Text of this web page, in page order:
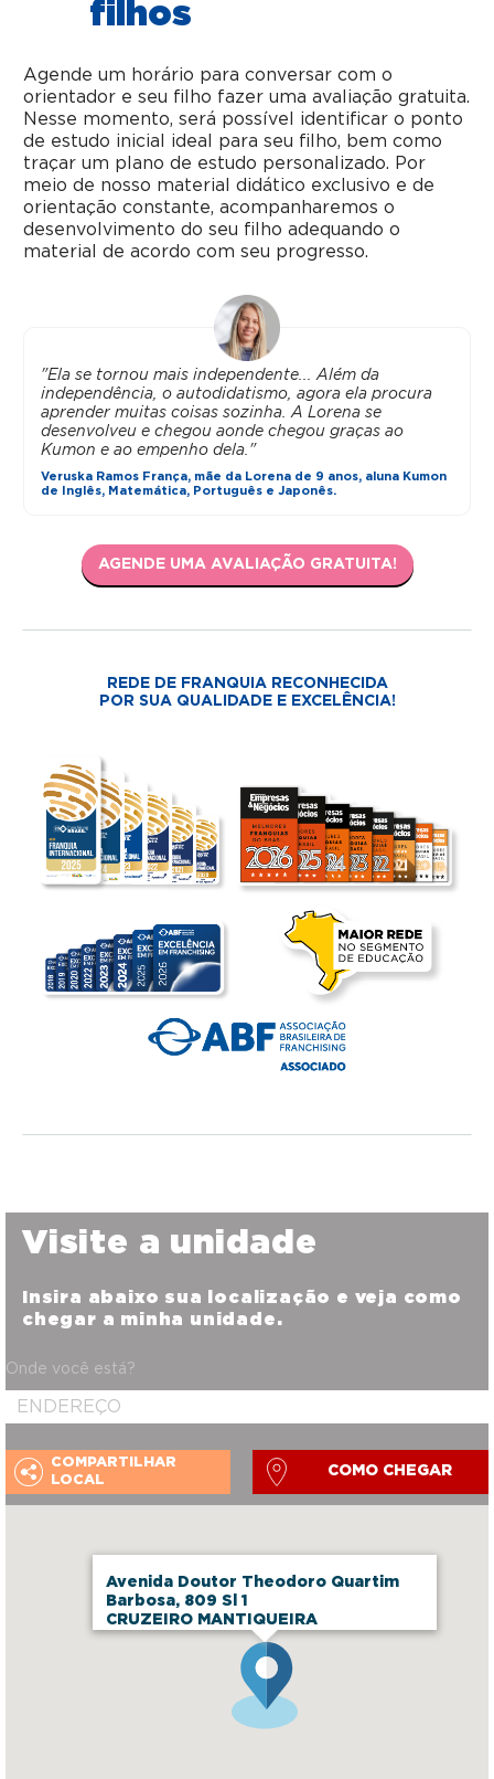
filhos
Agende um horário para conversar com o
orientador e seu filho fazer uma avaliação gratuita.
Nesse momento, será possível identificar o ponto
de estudo inicial ideal para seu filho, bem como
traçar um plano de estudo personalizado. Por
meio de nosso material didático exclusivo e de
orientação constante, acompanharemos o
desenvolvimento do seu filho adequando o
material de acordo com seu progresso.
"Ela se tornou mais independente... Além da
independência, o autodidatismo, agora ela procura
aprender muitas coisas sozinha. A Lorena se
desenvolveu e chegou aonde chegou graças ao
Kumon e ao empenho dela."
Veruska Ramos França, mãe da Lorena de 9 anos, aluna Kumon
de Inglês, Matemática, Português e Japonês.
AGENDE UMA AVALIAÇÃO GRATUITA!
REDE DE FRANQUIA RECONHECIDA
POR SUA QUALIDADE E EXCELÊNCIA!
Avenida Doutor Theodoro Quartim
Barbosa, 809 Sl 1
CRUZEIRO MANTIQUEIRA
Visite a unidade
Insira abaixo sua localização e veja como
chegar a minha unidade.
Onde você está?
COMPARTILHAR
LOCAL
COMO CHEGAR